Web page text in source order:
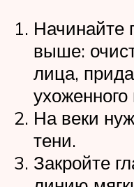
Начинайте
выше:
лица,
ухоженного
На веки
тени.
Закройте